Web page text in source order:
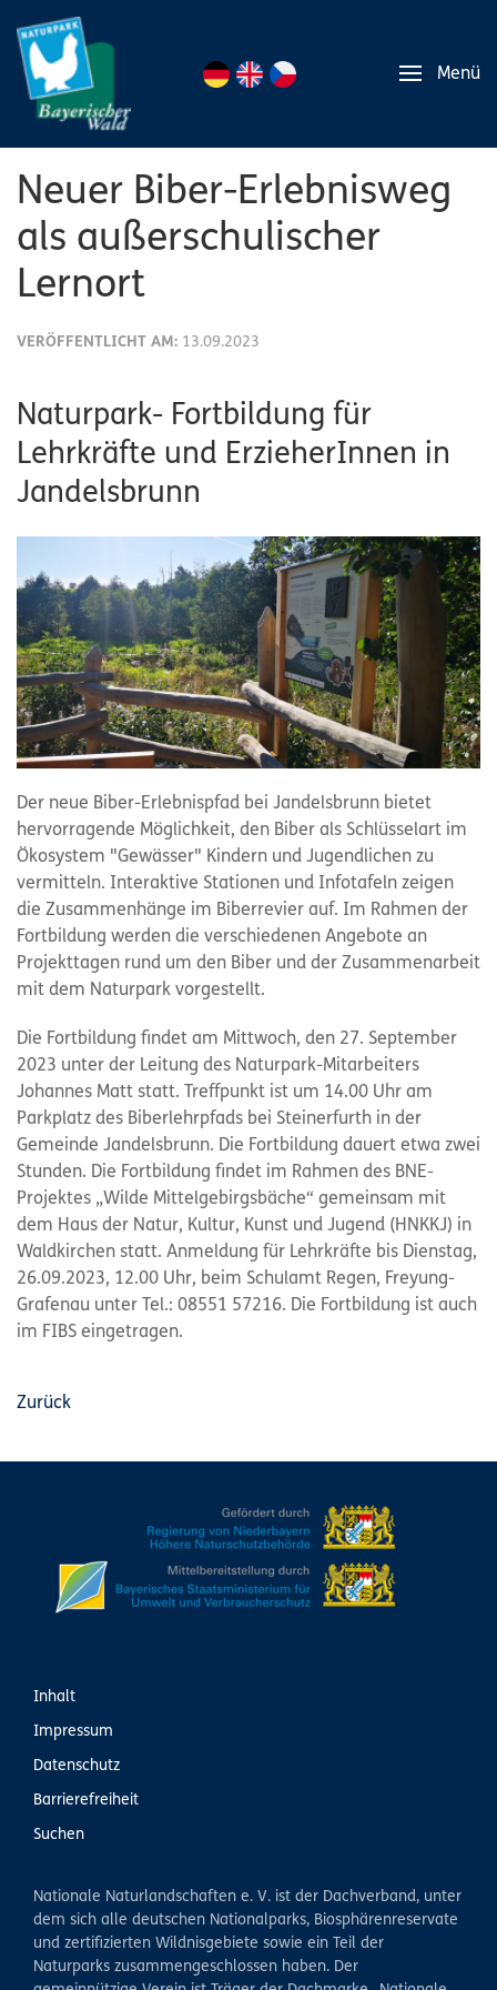
Menü
Neuer Biber-Erlebnisweg
als außerschulischer
Lernort
VERÖFFENTLICHT AM: 13.09.2023
Naturpark- Fortbildung für
Lehrkräfte und ErzieherInnen in
Jandelsbrunn
Der neue Biber-Erlebnispfad bei Jandelsbrunn bietet
hervorragende Möglichkeit, den Biber als Schlüsselart im
Ökosystem "Gewässer" Kindern und Jugendlichen zu
vermitteln. Interaktive Stationen und Infotafeln zeigen
die Zusammenhänge im Biberrevier auf. Im Rahmen der
Fortbildung werden die verschiedenen Angebote an
Projekttagen rund um den Biber und der Zusammenarbeit
mit dem Naturpark vorgestellt.
Die Fortbildung findet am Mittwoch, den 27. September
2023 unter der Leitung des Naturpark-Mitarbeiters
Johannes Matt statt. Treffpunkt ist um 14.00 Uhr am
Parkplatz des Biberlehrpfads bei Steinerfurth in der
Gemeinde Jandelsbrunn. Die Fortbildung dauert etwa zwei
Stunden. Die Fortbildung findet im Rahmen des BNE-
Projektes „Wilde Mittelgebirgsbäche“ gemeinsam mit
dem Haus der Natur, Kultur, Kunst und Jugend (HNKKJ) in
Waldkirchen statt. Anmeldung für Lehrkräfte bis Dienstag,
26.09.2023, 12.00 Uhr, beim Schulamt Regen, Freyung-
Grafenau unter Tel.: 08551 57216. Die Fortbildung ist auch
im FIBS eingetragen.
Zurück
Inhalt
Impressum
Datenschutz
Barrierefreiheit
Suchen
Nationale Naturlandschaften e. V. ist der Dachverband, unter
dem sich alle deutschen Nationalparks, Biosphärenreservate
und zertifizierten Wildnisgebiete sowie ein Teil der
Naturparks zusammengeschlossen haben. Der